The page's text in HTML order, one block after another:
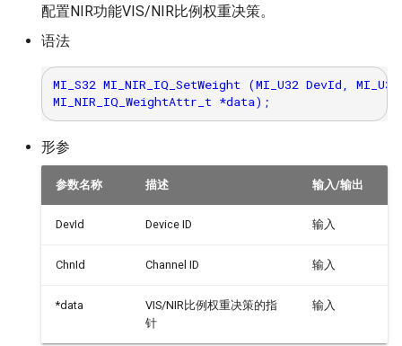
配置NIR功能VIS/NIR比例权重决策。
语法
MI_S32 MI_NIR_IQ_SetWeight (MI_U32 DevId,
形参
参数名称 描述 输入/输出
DevId Device ID 输入
ChnId Channel ID 输入
*data
VIS/NIR比例权重决策的指
针
输入